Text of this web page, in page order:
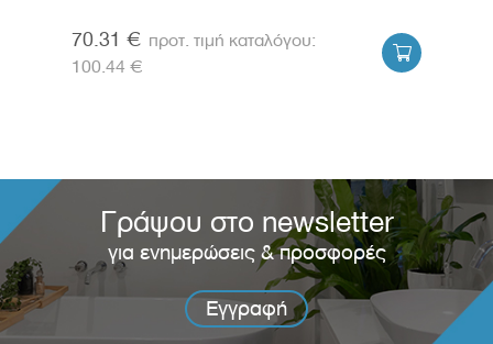
70.31 €
100.44 €

Γράψου στο newsletter
για ενημερώσεις & προσφορές
Εγγραφή